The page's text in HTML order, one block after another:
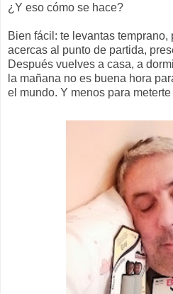
¿Y eso cómo se hace?
Bien fácil: te levantas
acercas al punto de partida,
Después vuelves a casa, a
la mañana no es buena hora
el mundo. Y menos para meterte